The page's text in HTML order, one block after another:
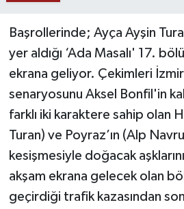
Başrollerinde; Ayça Ayşin
yer aldığı ‘Ada Masalı' 17.
ekrana geliyor. Çekimleri
senaryosunu Aksel Bonfil'in
farklı iki karaktere sahip olan
Turan) ve Poyraz’ın (Alp
kesişmesiyle doğacak
akşam ekrana gelecek olan
geçirdiği trafik kazasından